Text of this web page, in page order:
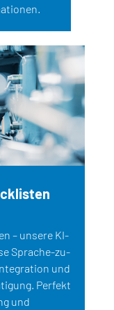
– unsere KI-
Sprache-zu-
und
Perfekt
und